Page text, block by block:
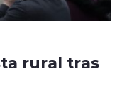
rural tras